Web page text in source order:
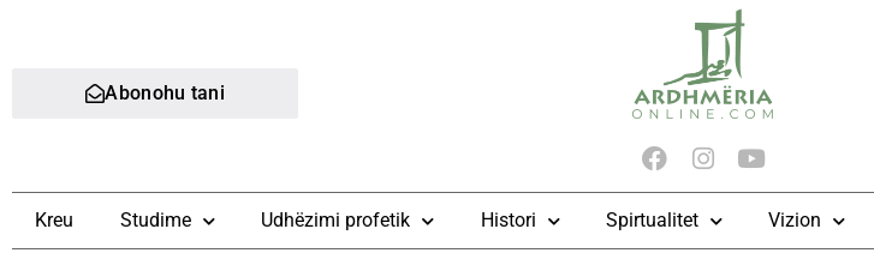
Abonohu tani
Kreu Studime Udhëzimi profetik Histori Spirtualitet Vizion